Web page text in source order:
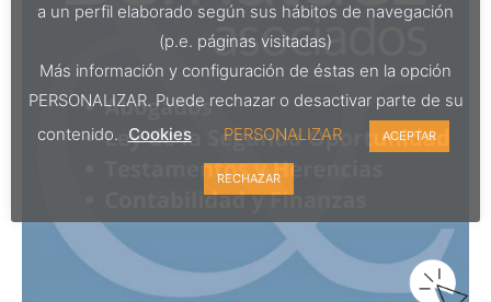
a un perfil elaborado según sus hábitos de navegación
(p.e. páginas visitadas)
Más información y configuración de éstas en la opción
PERSONALIZAR. Puede rechazar o desactivar parte de su
contenido. Cookies PERSONALIZAR ACEPTAR
RECHAZAR